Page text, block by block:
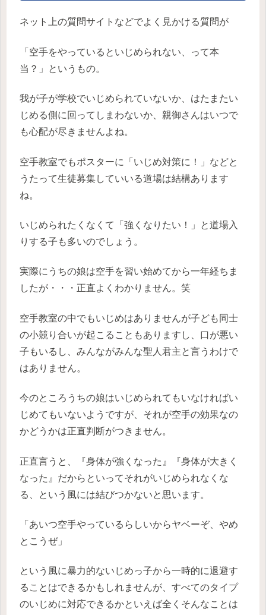
ネット上の質問サイトなどでよく見かける質問が
「空手をやっているといじめられない、って本
当？」というもの。
我が子が学校でいじめられていないか、はたまたい
じめる側に回ってしまわないか、親御さんはいつで
も心配が尽きませんよね。
空手教室でもポスターに「いじめ対策に！」などと
うたって生徒募集していいる道場は結構あります
ね。
いじめられたくなくて「強くなりたい！」と道場入
りする子も多いのでしょう。
実際にうちの娘は空手を習い始めてから一年経ちま
したが・・・正直よくわかりません。笑
空手教室の中でもいじめはありませんが子ども同士
の小競り合いが起こることもありますし、口が悪い
子もいるし、みんながみんな聖人君主と言うわけで
はありません。
今のところうちの娘はいじめられてもいなければい
じめてもいないようですが、それが空手の効果なの
かどうかは正直判断がつきません。
正直言うと、『身体が強くなった』『身体が大きく
なった』だからといってそれがいじめられなくな
る、という風には結びつかないと思います。
「あいつ空手やっているらしいからヤベーぞ、やめ
とこうぜ」
という風に暴力的ないじめっ子から一時的に退避す
ることはできるかもしれませんが、すべてのタイプ
のいじめに対応できるかといえば全くそんなことは